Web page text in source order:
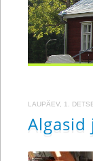
LAUPÄEV, 1.